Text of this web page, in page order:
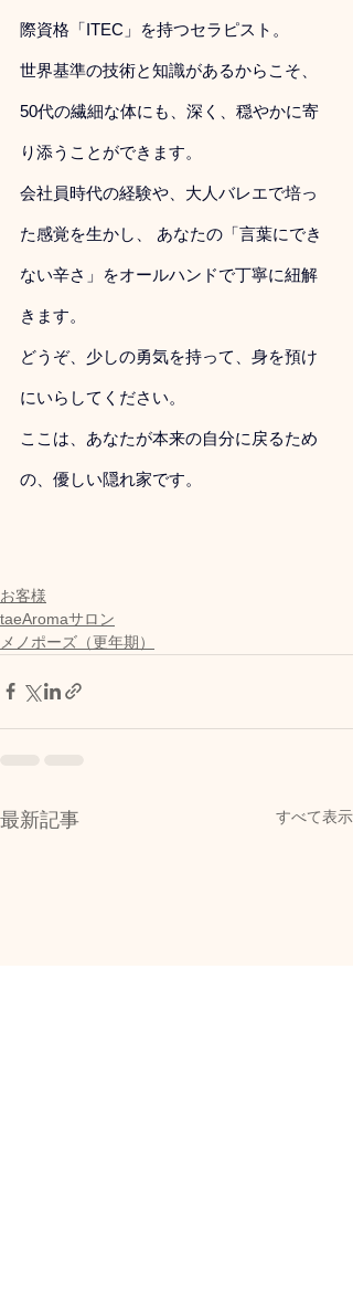
際資格「ITEC」を持つセラピスト。
世界基準の技術と知識があるからこそ、
50代の繊細な体にも、深く、穏やかに寄
り添うことができます。
会社員時代の経験や、大人バレエで培っ
た感覚を生かし、 あなたの「言葉にでき
ない辛さ」をオールハンドで丁寧に紐解
きます。
どうぞ、少しの勇気を持って、身を預け
にいらしてください。
ここは、あなたが本来の自分に戻るため
の、優しい隠れ家です。
お客様
taeAromaサロン
メノポーズ（更年期）
最新記事 すべて表示